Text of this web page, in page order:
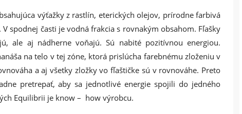
výťažky z rastlín, eterických olejov, prírodne farbivá
spodnej časti je vodná frakcia s rovnakým obsahom. Fľašky
ale aj nádherne voňajú. Sú nabité pozitívnou energiou.
na telo v tej zóne, ktorá prislúcha farebnému zloženiu v
a aj všetky zložky vo fľaštičke sú v rovnováhe. Preto
pretrepať, aby sa jednotlivé energie spojili do jedného
Equilibrii je know – how výrobcu.